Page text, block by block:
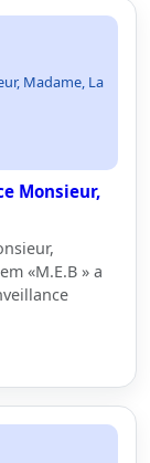
Madame, La
Monsieur,
«M.E.B » a